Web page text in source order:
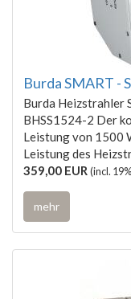
Burda SMART -
Burda Heizstrahler
BHSS1524-2 Der
Leistung von 1500
Leistung des
359,00 EUR(incl.
mehr